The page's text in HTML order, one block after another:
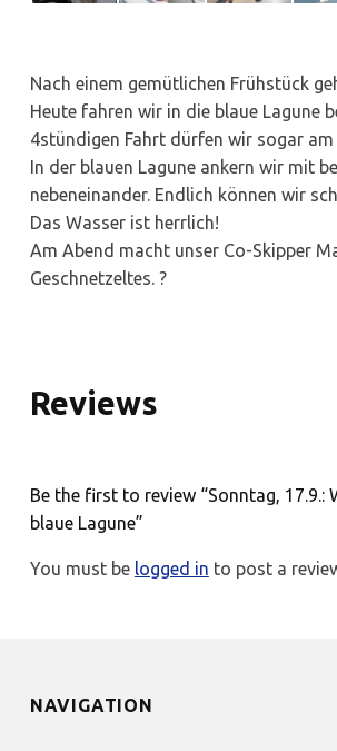
Nach einem gemütlichen Frühstück
Heute fahren wir in die blaue Lagune
4stündigen Fahrt dürfen wir sogar am
In der blauen Lagune ankern wir mit
nebeneinander. Endlich können wir
Das Wasser ist herrlich!
Am Abend macht unser Co-Skipper
Geschnetzeltes. ?
Reviews
Be the first to review “Sonntag, 17.9.:
blaue Lagune”
You must be logged in to post a
NAVIGATION